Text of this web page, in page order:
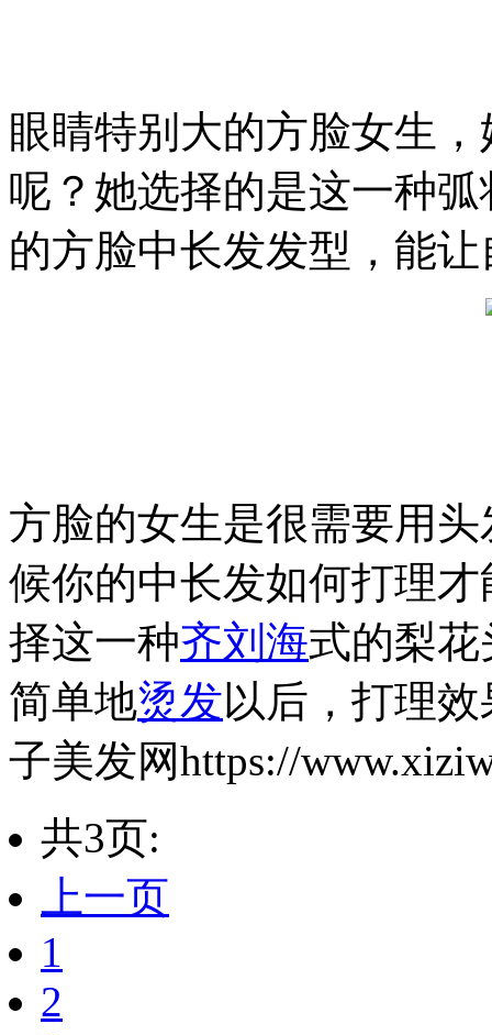
眼睛特别大的方脸女生
呢？她选择的是这一种
的方脸中长发发型，能
方脸的女生是很需要用
候你的中长发如何打理
择这一种齐刘海式的梨
简单地烫发以后，打理
子美发网https://
共3页:
上一页
1
2